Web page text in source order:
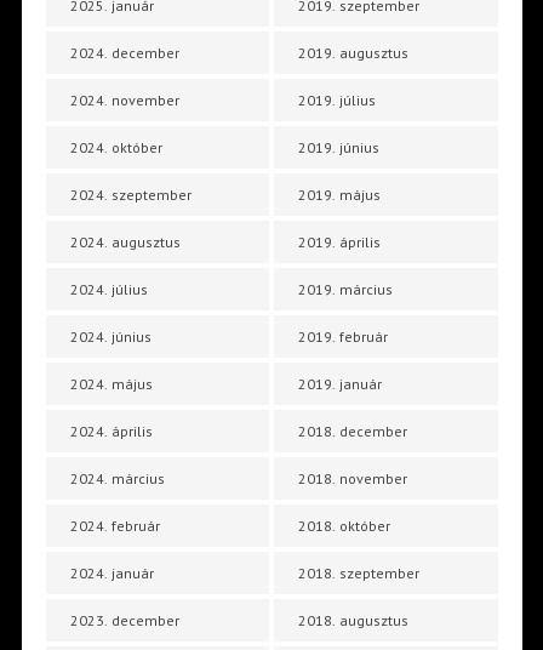
2025. január
2024. december
2024. november
2024. október
2024. szeptember
2024. augusztus
2024. július
2024. június
2024. május
2024. április
2024. március
2024. február
2024. január
2023. december
2019. szeptember
2019. augusztus
2019. július
2019. június
2019. május
2019. április
2019. március
2019. február
2019. január
2018. december
2018. november
2018. október
2018. szeptember
2018. augusztus